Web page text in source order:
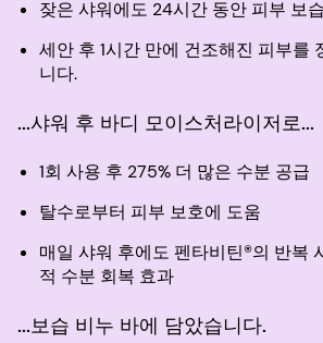
잦은 샤워에도 24시간 동안 피부 보
세안 후 1시간 만에 건조해진 피부를
니다.
...샤워 후 바디 모이스처라이저로...
1회 사용 후 275% 더 많은 수분 공급
탈수로부터 피부 보호에 도움
매일 샤워 후에도 펜타비틴®의 반복
적 수분 회복 효과
...보습 비누 바에 담았습니다.